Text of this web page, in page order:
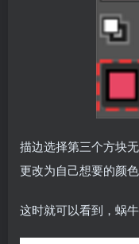
描边选择第三个方块
更改为自己想要的颜色
这时就可以看到，蜗